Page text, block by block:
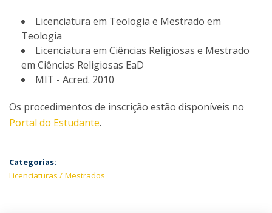
Licenciatura em Teologia e Mestrado em
Teologia
Licenciatura em Ciências Religiosas e Mestrado
em Ciências Religiosas EaD
MIT - Acred. 2010
Os procedimentos de inscrição estão disponíveis no
Portal do Estudante.
Categorias:
Licenciaturas
Mestrados